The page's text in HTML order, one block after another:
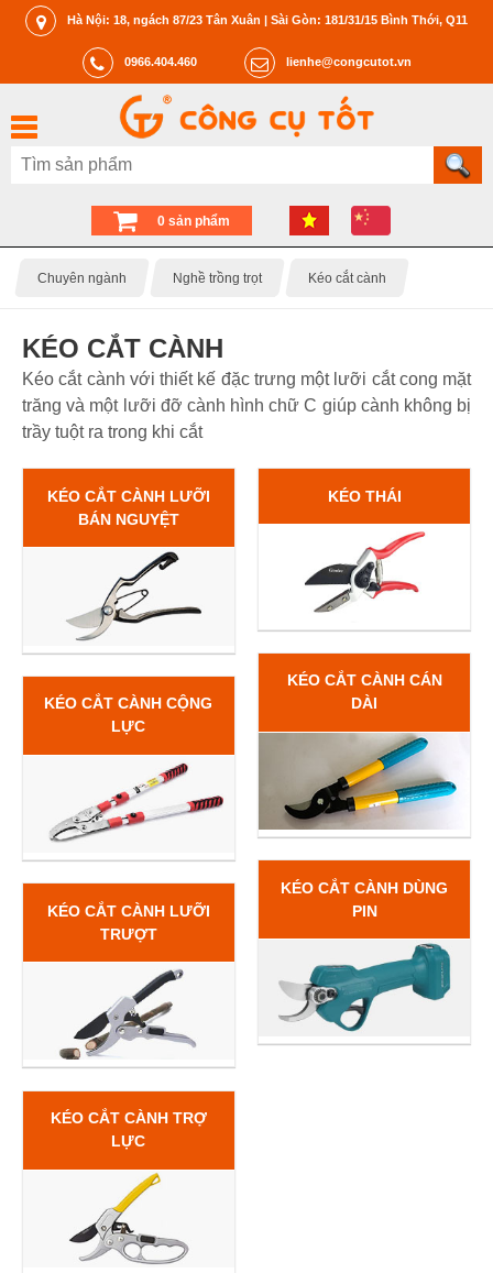
Hà Nội: 18, ngách 87/23 Tân Xuân | Sài Gòn: 181/31/15 Bình Thới, Q11
0966.404.460 lienhe@congcutot.vn
0 sản phẩm
Chuyên ngành Nghề trồng trọt Kéo cắt cành
KÉO CẮT CÀNH
Kéo cắt cành với thiết kế đặc trưng một lưỡi cắt cong mặt
trăng và một lưỡi đỡ cành hình chữ C giúp cành không bị
trầy tuột ra trong khi cắt
KÉO CẮT CÀNH LƯỠI
BÁN NGUYỆT
KÉO CẮT CÀNH CỘNG
LỰC
KÉO CẮT CÀNH LƯỠI
TRƯỢT
KÉO CẮT CÀNH TRỢ
LỰC
KÉO THÁI
KÉO CẮT CÀNH CÁN
DÀI
KÉO CẮT CÀNH DÙNG
PIN